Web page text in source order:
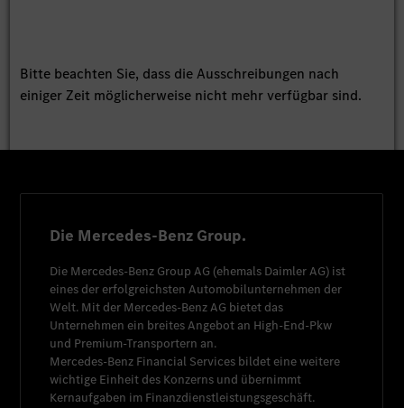
Bitte beachten Sie, dass die Ausschreibungen nach
einiger Zeit möglicherweise nicht mehr verfügbar sind.
Die Mercedes-Benz Group.
Die Mercedes-Benz Group AG (ehemals Daimler AG) ist
eines der erfolgreichsten Automobilunternehmen der
Welt. Mit der Mercedes-Benz AG bietet das
Unternehmen ein breites Angebot an High-End-Pkw
und Premium-Transportern an.
Mercedes-Benz Financial Services bildet eine weitere
wichtige Einheit des Konzerns und übernimmt
Kernaufgaben im Finanzdienstleistungsgeschäft.